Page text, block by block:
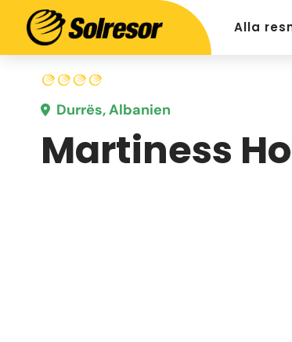
Alla
Durrës, Albanien
Martiness